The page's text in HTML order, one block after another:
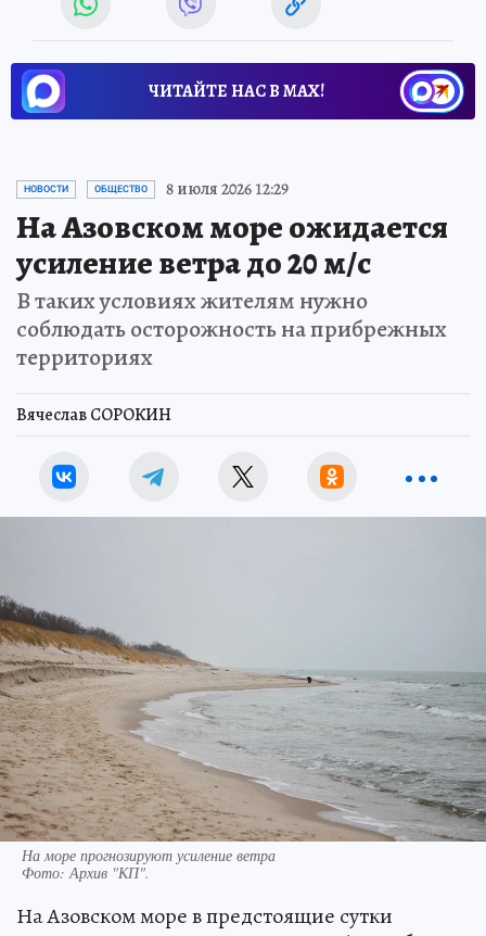
ЧИТАЙТЕ НАС В МАХ!
НОВОСТИ ОБЩЕСТВО 8 июля 2026 12:29
На Азовском море ожидается
усиление ветра до 20 м/с
В таких условиях жителям нужно
соблюдать осторожность на прибрежных
территориях
Вячеслав СОРОКИН
На море прогнозируют усиление ветра
Фото:Архив "КП".
На Азовском море в предстоящие сутки